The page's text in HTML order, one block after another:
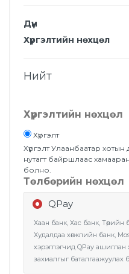
Дүн
Хүргэлтийн нөхцөл
Нийт
Хүргэлтийн нөхцөл
Хүргэлт
Хүргэлт Улаанбаатар
нутагт байршлаас хамааран
болно.
Төлбөрийн нөхцөл
QPay
Хаан банк, Хас банк, Төрийн
Худалдаа хөгжлийн банк,
хэрэглэгчид QPay ашиглан
захиалгыг баталгаажуулах